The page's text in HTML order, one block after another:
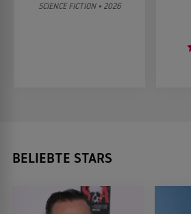
SCIENCE FICTION • 2026
BELIEBTE STARS